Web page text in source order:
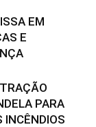
EM
E
PARA
INCÊNDIOS